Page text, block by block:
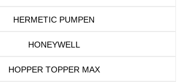
HERMETIC PUMPEN
HONEYWELL
HOPPER TOPPER MAX